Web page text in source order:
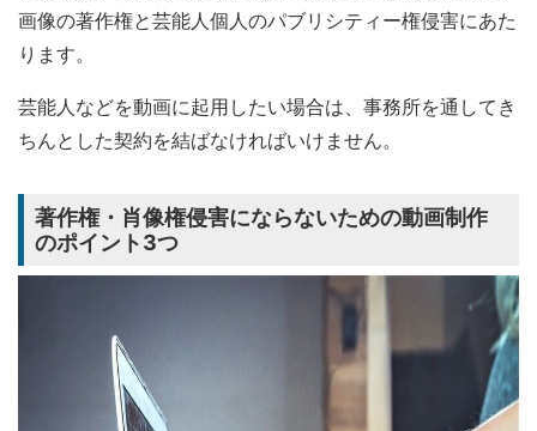
画像の著作権と芸能人個人のパブリシティー権侵害にあた
ります。
芸能人などを動画に起用したい場合は、事務所を通してき
ちんとした契約を結ばなければいけません。
著作権・肖像権侵害にならないための動画制作
のポイント3つ